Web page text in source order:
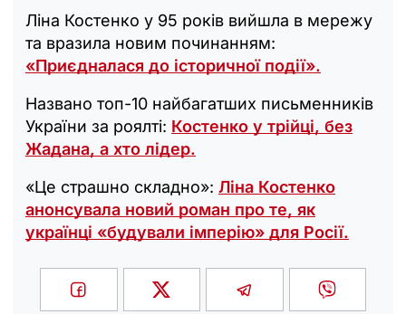
Ліна Костенко у 95 років вийшла в мережу
та вразила новим починанням:
«Приєдналася до історичної події‎».
Названо топ-10 найбагатших письменників
України за роялті: Костенко у трійці, без
Жадана, а хто лідер.
«Це страшно складно»: Ліна Костенко
анонсувала новий роман про те, як
українці «будували імперію» для Росії.